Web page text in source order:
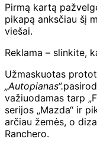
Pirmą kartą
pikapą anksčiau šį
viešai.
Reklama – slinkite,
Užmaskuotas
„Autopianas“.
važiuodamas tarp
serijos „Mazda“ ir
arčiau žemės, o
Ranchero.